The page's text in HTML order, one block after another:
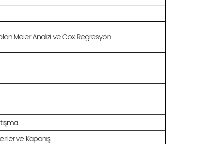
Meier Analizi ve Cox Regresyon
ve Kapanış